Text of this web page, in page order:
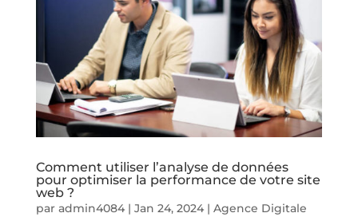
Comment utiliser l’analyse de données
pour optimiser la performance de votre site
web ?
par admin4084| Jan 24, 2024| Agence Digitale